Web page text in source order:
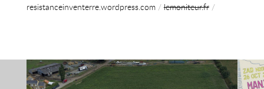
resistanceinventerre.wordpress.com/lemoniteur.fr/